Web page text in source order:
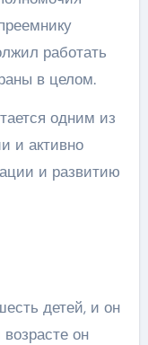
работать
в целом.
одним из
и активно
и развитию
детей, и он
он